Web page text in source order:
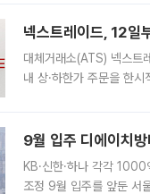
넥스트레이드, 12일
대체거래소(ATS) 넥스트
내 상·하한가 주문을 한
9월 입주 디에이치
KB·신한·하나 각각
조정 9월 입주를 앞둔 서